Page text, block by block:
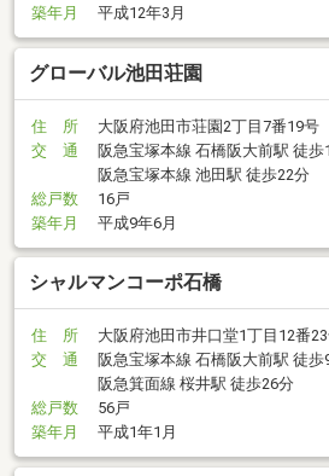
築年月
平成12年3月
グローバル池田荘園
住 所
大阪府池田市荘園2丁目7番19号
交 通
阪急宝塚本線 石橋阪大前駅 徒歩
阪急宝塚本線 池田駅 徒歩22分
総戸数
16戸
築年月
平成9年6月
シャルマンコーポ石橋
住 所
大阪府池田市井口堂1丁目12番
交 通
阪急宝塚本線 石橋阪大前駅 徒歩
阪急箕面線 桜井駅 徒歩26分
総戸数
56戸
築年月
平成1年1月